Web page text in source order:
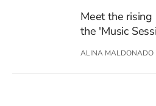
Meet the
the 'Music
ALINA MALDONADO